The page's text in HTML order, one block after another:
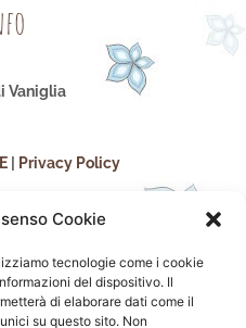
Cookie
tecnologie come i cookie
del dispositivo. Il
di elaborare dati come il
su questo sito. Non
Vaniglia
Privacy Policy